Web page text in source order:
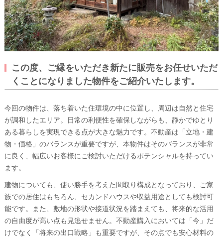
この度、ご縁をいただき新たに販売をお任せいただ
くことになりました物件をご紹介いたします。
今回の物件は、落ち着いた住環境の中に位置し、周辺は自然と住宅
が調和したエリア。日常の利便性を確保しながらも、静かでゆとり
ある暮らしを実現できる点が大きな魅力です。不動産は「立地・建
物・価格」のバランスが重要ですが、本物件はそのバランスが非常
に良く、幅広いお客様にご検討いただけるポテンシャルを持ってい
ます。
建物についても、使い勝手を考えた間取り構成となっており、ご家
族での居住はもちろん、セカンドハウスや収益用途としても検討可
能です。また、敷地の形状や接道状況を踏まえても、将来的な活用
の自由度が高い点も見逃せません。不動産購入においては「今」だ
けでなく「将来の出口戦略」も重要ですが、その点でも安心材料の